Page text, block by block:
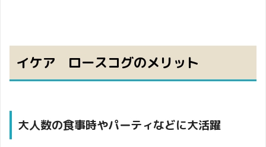
イケア ロースコグのメリット
大人数の食事時やパーティなどに大活躍